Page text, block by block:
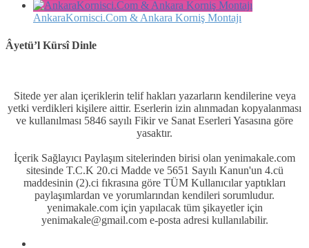
AnkaraKornisci.Com & Ankara Korniş Montajı
Âyetü’l Kürsî Dinle
Sitede yer alan içeriklerin telif hakları yazarların kendilerine veya
yetki verdikleri kişilere aittir. Eserlerin izin alınmadan kopyalanması
ve kullanılması 5846 sayılı Fikir ve Sanat Eserleri Yasasına göre
yasaktır.
İçerik Sağlayıcı Paylaşım sitelerinden birisi olan yenimakale.com
sitesinde T.C.K 20.ci Madde ve 5651 Sayılı Kanun'un 4.cü
maddesinin (2).ci fıkrasına göre TÜM Kullanıcılar yaptıkları
paylaşımlardan ve yorumlarından kendileri sorumludur.
yenimakale.com için yapılacak tüm şikayetler için
yenimakale@gmail.com e-posta adresi kullanılabilir.